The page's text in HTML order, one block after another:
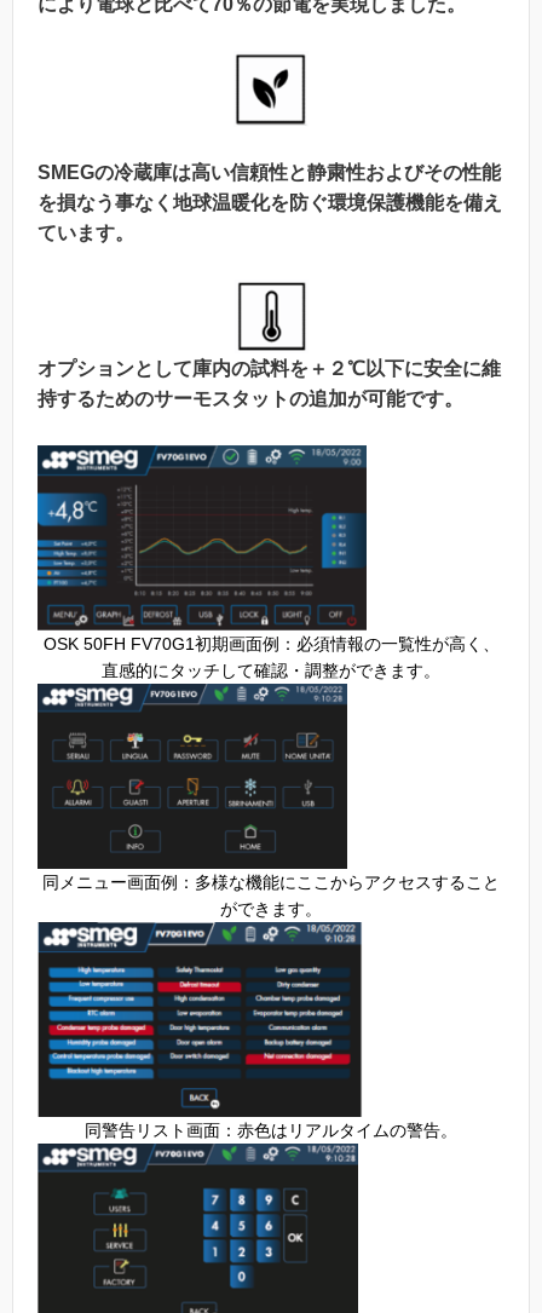
により電球と比べて70％の節電を実現しました。
SMEGの冷蔵庫は高い信頼性と静粛性およびその性能
を損なう事なく地球温暖化を防ぐ環境保護機能を備え
ています。
オプションとして庫内の試料を＋２℃以下に安全に維
持するためのサーモスタットの追加が可能です。
OSK 50FH FV70G1初期画面例：必須情報の一覧性が高く、
直感的にタッチして確認・調整ができます。
同メニュー画面例：多様な機能にここからアクセスすること
ができます。
同警告リスト画面：赤色はリアルタイムの警告。